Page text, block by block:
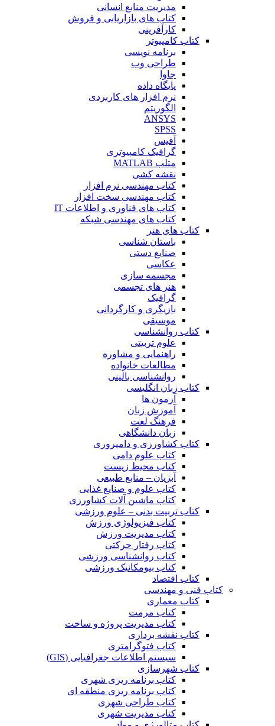
مدیریت منابع انسانی
کتاب های بازاریابی و فروش
کارآفرینی
کتاب کامپیوتر
برنامه نویسی
طراحی وب
جاوا
پایگاه داده
نرم افزار های کاربردی
الگوریتم
ANSYS
SPSS
آفیس
گرافیک کامپیوتری
متلب MATLAB
نقشه کشی
کتاب مهندسی نرم افزار
کتاب مهندسی سخت افزار
کتاب های فناوری و اطلاعات IT
کتاب های مهندسی شبکه
کتاب های هنر
باستان شناسی
صنایع دستی
عکاسی
مجسمه سازی
هنر های تجسمی
گرافیک
بازیگری و کارگردانی
موسیقی
کتاب روانشناسی
علوم تربیتی
راهنمایی و مشاوره
مطالعات خانواده
روانشناسی بالینی
کتاب زبان انگلیسی
آزمون ها
آموزش زبان
فرهنگ لغت
زبان دانشگاهی
کتاب کشاورزی و دامپروری
کتاب علوم دامی
کتاب محیط زیست
آبزیان – منابع طبیعی
کتاب علوم و صنایع غذایی
کتاب ماشین آلات کشاورزی
کتاب تربیت بدنی – علوم ورزشی
کتاب فیزیولوژی ورزش
کتاب مدیریت ورزش
کتاب رفتار حرکتی
کتاب روانشناسی ورزشی
کتاب بیومکانیک ورزشی
کتاب اقتصاد
کتاب فنی و مهندسی
کتاب معماری
کتاب مرمت
کتاب مدیریت پروژه و ساخت
کتاب نقشه برداری
کتاب فتوگرامتری
سیستم اطلاعات جغرافیایی (GIS)
کتاب شهرسازی
کتاب برنامه ریزی شهری
کتاب برنامه ریزی منطقه ای
کتاب طراحی شهری
کتاب مدیریت شهری